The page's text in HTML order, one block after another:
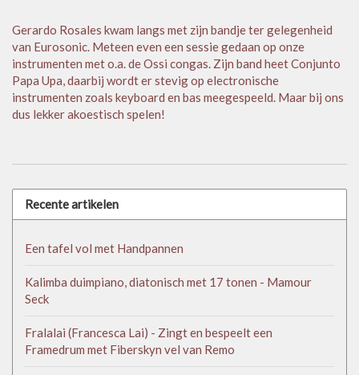
Gerardo Rosales kwam langs met zijn bandje ter gelegenheid
van Eurosonic. Meteen even een sessie gedaan op onze
instrumenten met o.a. de Ossi congas. Zijn band heet Conjunto
Papa Upa, daarbij wordt er stevig op electronische
instrumenten zoals keyboard en bas meegespeeld. Maar bij ons
dus lekker akoestisch spelen!
Recente artikelen
Een tafel vol met Handpannen
Kalimba duimpiano, diatonisch met 17 tonen - Mamour
Seck
Fralalai (Francesca Lai) - Zingt en bespeelt een
Framedrum met Fiberskyn vel van Remo